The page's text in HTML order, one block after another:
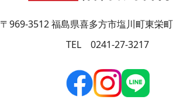
〒969-3512 福島県喜多方市塩川町東栄
TEL 0241-27-3217